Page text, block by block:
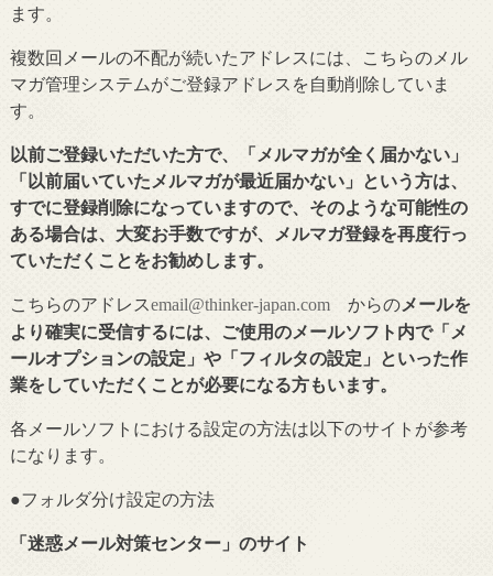
ます。
複数回メールの不配が続いたアドレスには、こちらのメル
マガ管理システムがご登録アドレスを自動削除していま
す。
以前ご登録いただいた方で、「メルマガが全く届かない」
「以前届いていたメルマガが最近届かない」という方は、
すでに登録削除になっていますので、そのような可能性の
ある場合は、大変お手数ですが、メルマガ登録を再度行っ
ていただくことをお勧めします。
こちらのアドレスemail@thinker-japan.com からのメールを
より確実に受信するには、ご使用のメールソフト内で「メ
ールオプションの設定」や「フィルタの設定」といった作
業をしていただくことが必要になる方もいます。
各メールソフトにおける設定の方法は以下のサイトが参考
になります。
●フォルダ分け設定の方法
「迷惑メール対策センター」のサイト